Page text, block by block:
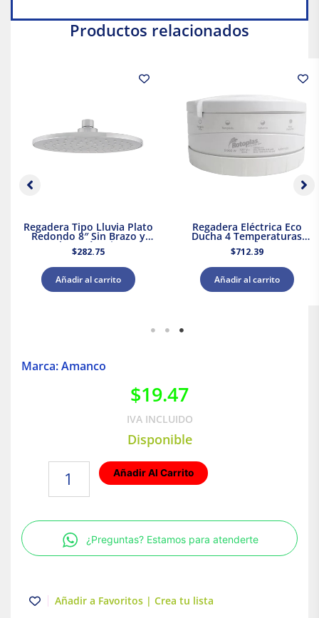
Productos relacionados
Regadera Tipo Lluvia Plato
Redondo 8″ Sin Brazo y
Chapetón Dica
$282.75
Añadir al carrito
Regadera Eléctrica Eco
Ducha 4 Temperaturas
5000 W Rotoplas 310996
$712.39
Añadir al carrito
Marca: Amanco
$19.47
IVA INCLUIDO
Disponible
Cementar
mm
|
Amanco
Añadir Al Carrito
¿Preguntas? Estamos para atenderte
Añadir a Favoritos | Crea tu lista